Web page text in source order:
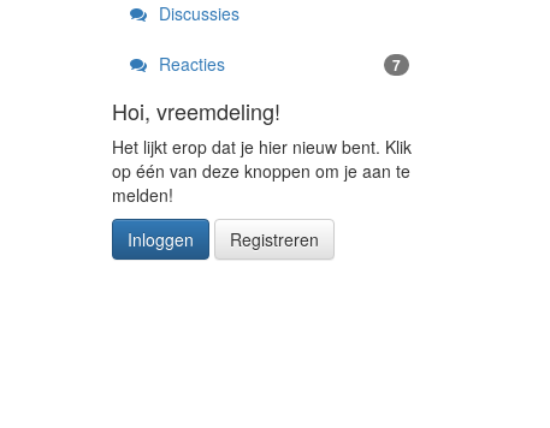
Discussies
Reacties 7
Hoi, vreemdeling!
Het lijkt erop dat je hier nieuw bent. Klik
op één van deze knoppen om je aan te
melden!
Inloggen
Registreren